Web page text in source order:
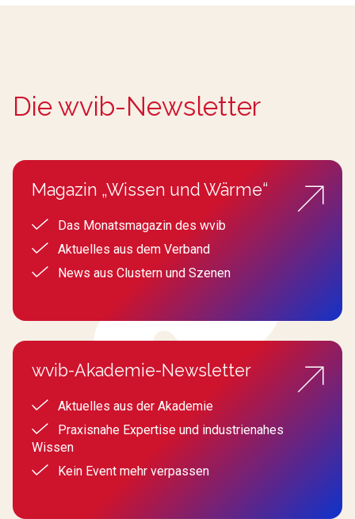
Die wvib-Newsletter
Magazin „Wissen und Wärme“
Das Monatsmagazin des wvib
Aktuelles aus dem Verband
News aus Clustern und Szenen
wvib-Akademie-Newsletter
Aktuelles aus der Akademie
Praxisnahe Expertise und industrienahes
Wissen
Kein Event mehr verpassen